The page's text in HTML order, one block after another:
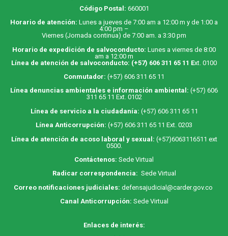
Código Postal: 660001
Horario de atención: Lunes a jueves de 7:00 am a 12:00 m y de 1:00 a
4:00 pm –
Viernes (Jornada continua) de 7:00 am. a 3:30 pm
Horario de expedición de salvoconducto: Lunes a viernes de 8:00
am a 12:00 m
Línea de atención de salvoconducto: (+57) 606 311 65 11 Ext. 0100
Conmutador: (+57) 606 311 65 11
Línea denuncias ambientales e información ambiental: (+57) 606
311 65 11 Ext. 0102
Línea de servicio a la ciudadanía: (+57) 606 311 65 11
Línea Anticorrupción: (+57) 606 311 65 11 Ext. 0203
Línea de atención de acoso laboral y sexual: (+57)6063116511 ext
0500.
Contáctenos: Sede Virtual
Radicar correspondencia: Sede Virtual
Correo notificaciones judiciales: defensajudicial@carder.gov.co
Canal Anticorrupción: Sede Virtual
Enlaces de interés: